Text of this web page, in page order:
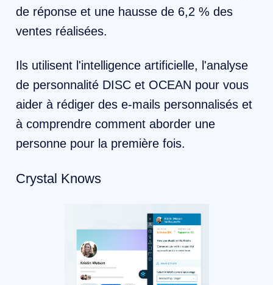
de réponse et une hausse de 6,2 % des
ventes réalisées.
Ils utilisent l'intelligence artificielle, l'analyse
de personnalité DISC et OCEAN pour vous
aider à rédiger des e-mails personnalisés et
à comprendre comment aborder une
personne pour la première fois.
Crystal Knows